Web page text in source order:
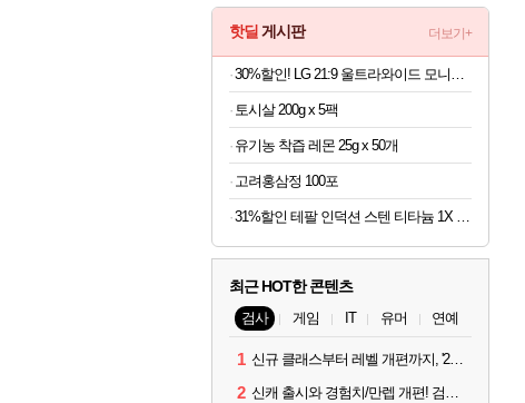
핫딜 게시판 더보기+
토시살 200g x 5팩
유기농 착즙 레몬 25g x 50개
고려홍삼정 100포
31%할인 테팔 인덕션 스텐 티타늄 1X 디네토 프라이팬 28CM
최근 HOT한 콘텐츠
검사 게임 IT 유머 연예
1 신규 클래스부터 레벨 개편까지, '2026 검은사막 하이델 연회' 총정리
2 신캐 출시와 경험치/만렙 개편! 검사 2026 하이델 연회 모아보기